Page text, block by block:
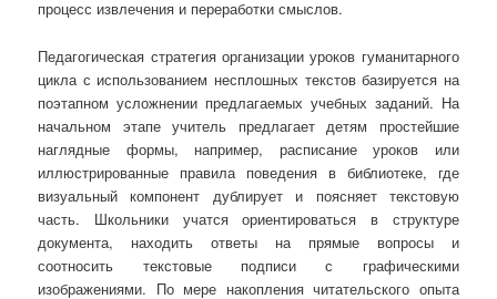
процесс извлечения и переработки смыслов.
Педагогическая стратегия организации уроков гуманитарного
цикла с использованием несплошных текстов базируется на
поэтапном усложнении предлагаемых учебных заданий. На
начальном этапе учитель предлагает детям простейшие
наглядные формы, например, расписание уроков или
иллюстрированные правила поведения в библиотеке, где
визуальный компонент дублирует и поясняет текстовую
часть. Школьники учатся ориентироваться в структуре
документа, находить ответы на прямые вопросы и
соотносить текстовые подписи с графическими
изображениями. По мере накопления читательского опыта